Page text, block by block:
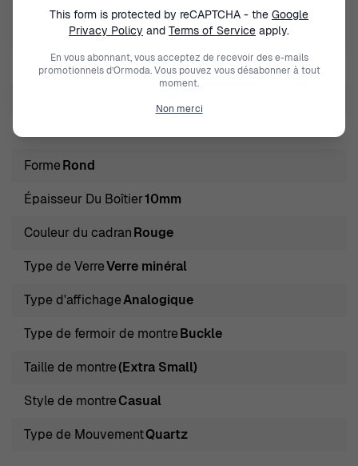
Calendrier
Jour - Date Phases de Lune (Moonphase)
Couleur du oîtierRouge
FormeRond
Épaisseur Du Boîtier10mm
Couleur du cadranRouge
Type de VerreVerre minéral
Type d'affichageAnalogique
Type de fermoir de montreBuckle
Taille de montre(Extra Small)
Style de montreCasual
Type de MouvementQuartz
This form is protected by reCAPTCHA - the Google
Privacy Policy and Terms of Service apply.
En vous abonnant, vous acceptez de recevoir des e-mails
promotionnels d’Ormoda. Vous pouvez vous désabonner à tout
moment.
Non merci